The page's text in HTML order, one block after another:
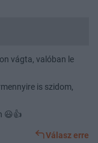
vágta, valóban le
is szidom,
😃👍
Válasz erre